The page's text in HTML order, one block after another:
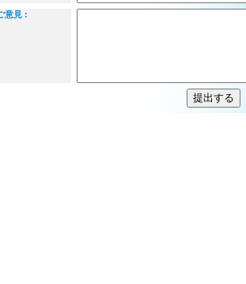
意見 :